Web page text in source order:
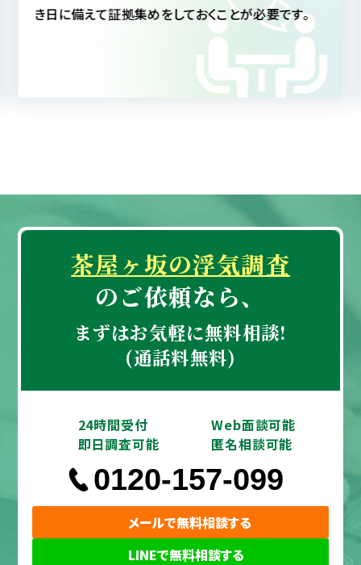
にしても、真実を知ることによって配偶者への信頼も
茶屋ヶ坂の浮気調査
のご依頼なら、
まずはお気軽に無料相談!
(通話料無料)
24時間受付
Web面談可能
即日調査可能
匿名相談可能
0120-157-099
メールで無料相談する
LINEで無料相談する